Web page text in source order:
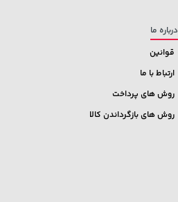
درباره ما
قوانین
ارتباط با ما
روش های پرداخت
روش های بازگرداندن کالا